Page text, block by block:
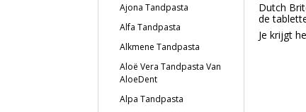
Ajona Tandpasta
Alfa Tandpasta
Alkmene Tandpasta
Aloë Vera Tandpasta Van
AloeDent
Alpa Tandpasta
Dutch
de
Je krijgt